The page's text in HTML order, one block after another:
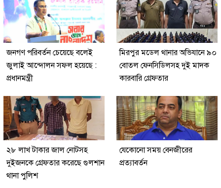
জনগণ পরিবর্তন চেয়েছে বলেই
জুলাই আন্দোলন সফল হয়েছে :
প্রধানমন্ত্রী
মিরপুর মডেল থানার অভিযানে ৯০
বোতল ফেনসিডিলসহ দুই মাদক
কারবারি গ্রেফতার
২৮ লাখ টাকার জাল নোটসহ
দুইজনকে গ্রেফতার করেছে গুলশান
থানা পুলিশ
যেকোনো সময় বেনজীরের
প্রত্যাবর্তন